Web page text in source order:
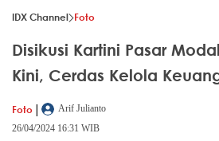
IDX Channel Foto
Disikusi Kartini Pasar
Kini, Cerdas Kelola
Foto |
Arif Julianto
26/04/2024 16:31 WIB